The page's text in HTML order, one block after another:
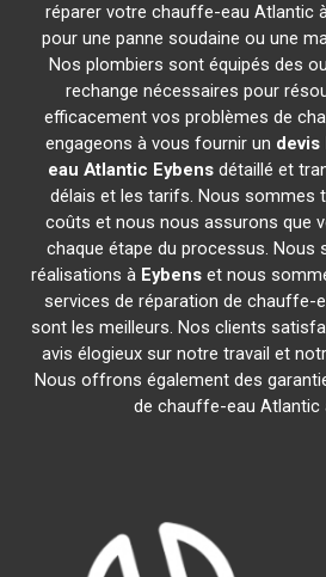
réparer votre chauffe-eau Atlantic
pour une panne soudaine ou une
Nos plombiers sont équipés des
rechange nécessaires pour
efficacement vos problèmes de
engageons à vous fournir un devis
eau Atlantic Eybens détaillé et
délais et les tarifs. Nous sommes
coûts et nous nous assurons que
chaque étape du processus. Nous
réalisations à Eybenset nous
services de réparation de chauffe-
sont les meilleurs. Nos clients
avis élogieux sur notre travail et
Nous offrons également des
de chauffe-eau Atlantic